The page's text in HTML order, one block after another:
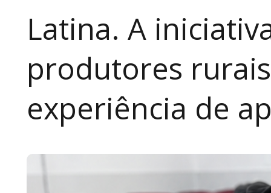
Latina. A
produtores
experiência de